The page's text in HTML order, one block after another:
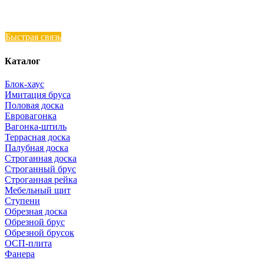
Быстрая связь
Каталог
Блок-хаус
Имитация бруса
Половая доска
Евровагонка
Вагонка-штиль
Террасная доска
Палубная доска
Строганная доска
Строганный брус
Строганная рейка
Мебельный щит
Ступени
Обрезная доска
Обрезной брус
Обрезной брусок
ОСП-плита
Фанера